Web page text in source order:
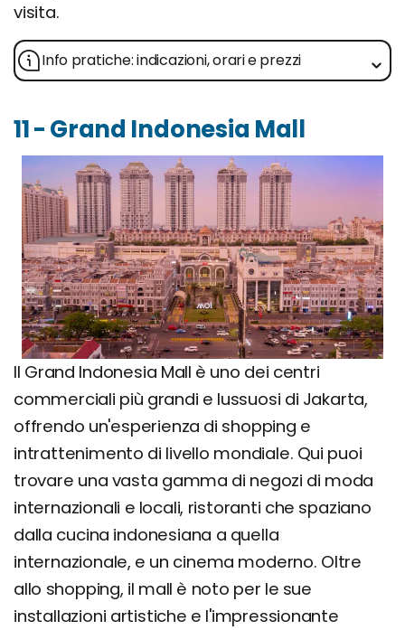
visita.
Info pratiche: indicazioni, orari e prezzi
11 - Grand Indonesia Mall
Il Grand Indonesia Mall è uno dei centri
commerciali più grandi e lussuosi di Jakarta,
offrendo un'esperienza di shopping e
intrattenimento di livello mondiale. Qui puoi
trovare una vasta gamma di negozi di moda
internazionali e locali, ristoranti che spaziano
dalla cucina indonesiana a quella
internazionale, e un cinema moderno. Oltre
allo shopping, il mall è noto per le sue
installazioni artistiche e l'impressionante